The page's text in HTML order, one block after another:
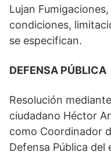
Lujan
condiciones,
se especifican.
DEFENSA PÚBLICA
Resolución
ciudadano Héctor
como Coordinador
Defensa Pública del